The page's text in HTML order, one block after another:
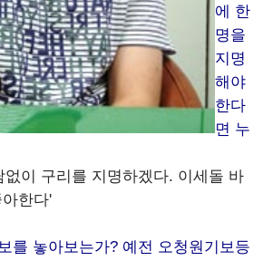
에 한
명을
지명
해야
한다
면 누
이 구리를 지명하겠다. 이세돌 바
한다'
를 놓아보는가? 예전 오청원기보등